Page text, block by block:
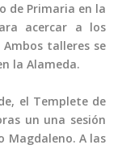
de Primaria en la
acercar a los
talleres se
la Alameda.
el Templete de
un una sesión
Magdaleno. A las